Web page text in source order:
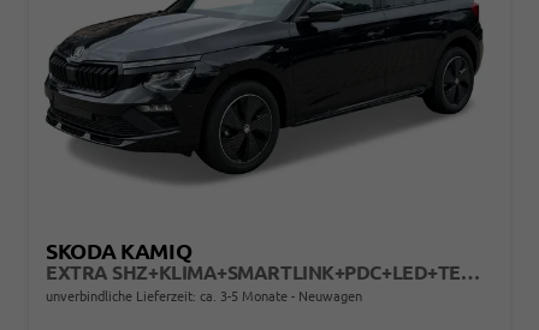
SKODA KAMIQ
EXTRA SHZ+KLIMA+SMARTLINK+PDC+LED+TEMPOMAT
unverbindliche Lieferzeit: ca. 3-5 Monate Neuwagen